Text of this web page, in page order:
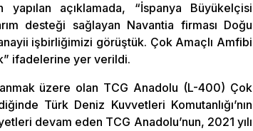
açıklamada, “İspanya Büyükelçisi
desteği sağlayan Navantia firması Doğu
işbirliğimizi görüştük. Çok Amaçlı Amfibi
ifadelerine yer verildi.
üzere olan TCG Anadolu (L-400) Çok
Türk Deniz Kuvvetleri Komutanlığı’nın
devam eden TCG Anadolu’nun, 2021 yılı